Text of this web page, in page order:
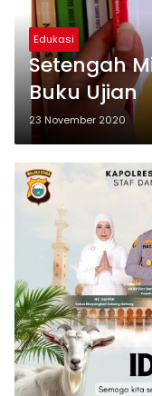
Edukasi
Setengah
Buku Ujian
23 November 2020